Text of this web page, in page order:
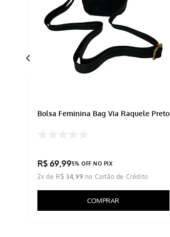
Bolsa Feminina Bag Via Raquele Preto
R$ 69,995% OFF NO PIX
2x de R$ 34 99
COMPRAR